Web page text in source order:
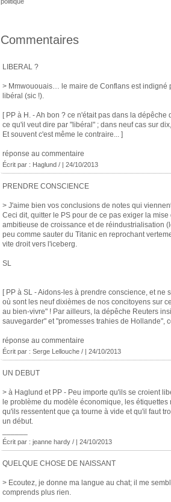
Commentaires
LIBERAL ?
> Mmwououais… le maire de Conflans est indigné
libéral (sic !).
[ PP à H. - Ah bon ? ce n'était pas dans la
ce qu'il veut dire par "libéral" ; dans neuf cas sur
Et souvent c'est même le contraire... ]
réponse au commentaire
Écrit par : Haglund / | 24/10/2013
PRENDRE CONSCIENCE
> J'aime bien vos conclusions de notes qui
Ceci dit, quitter le PS pour de ce pas exiger la
ambitieuse de croissance et de réindustrialisation
peu comme sauter du Titanic en reprochant
vite droit vers l'iceberg.
SL
[ PP à SL - Aidons-les à prendre conscience, et
où sont les neuf dixièmes de nos concitoyens sur
au bien-vivre" ! Par ailleurs, la dépêche Reuters
sauvegarder" et "promesses trahies de Hollande",
réponse au commentaire
Écrit par : Serge Lellouche / | 24/10/2013
UN DEBUT
> à Haglund et PP - Peu importe qu'ils se croient
le problème du modèle économique, les
qu'ils ressentent que ça tourne à vide et qu'il faut
un début.
Écrit par : jeanne hardy / | 24/10/2013
QUELQUE CHOSE DE NAISSANT
> Ecoutez, je donne ma langue au chat; il me
comprends plus rien.